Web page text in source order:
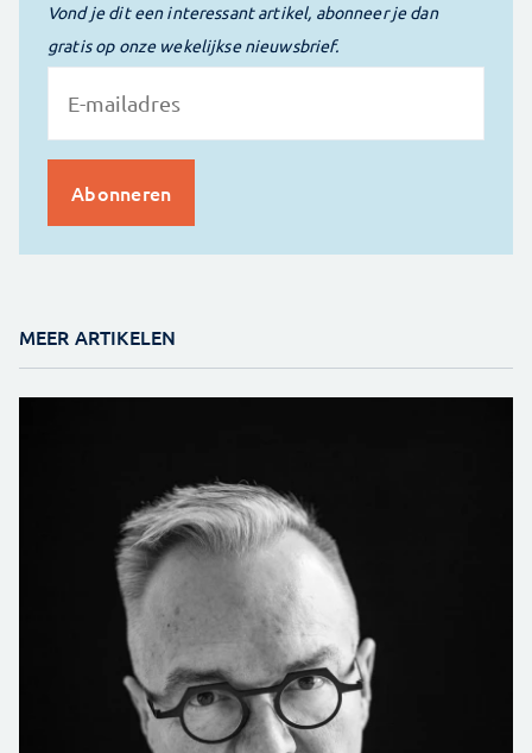
Vond je dit een interessant artikel, abonneer je dan
gratis op onze wekelijkse nieuwsbrief.
MEER ARTIKELEN